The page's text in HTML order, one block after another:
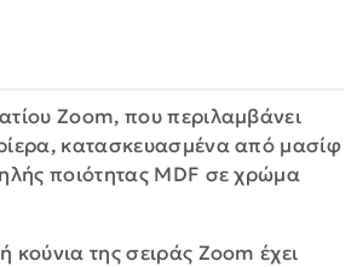
Zoom, που περιλαμβάνει
κατασκευασμένα από μασίφ
ποιότητας MDF σε χρώμα
κούνια της σειράς Zoom έχει